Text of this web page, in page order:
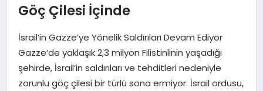
EKONOMI
SAĞLIK
Göç Çilesi İçinde
İsrail’in Gazze’ye Yönelik Saldırıları Devam Ediyor
Gazze’de yaklaşık 2,3 milyon Filistinlinin yaşadığı
şehirde, İsrail’in saldırıları ve tehditleri nedeniyle
zorunlu göç çilesi bir türlü sona ermiyor. İsrail ordusu,